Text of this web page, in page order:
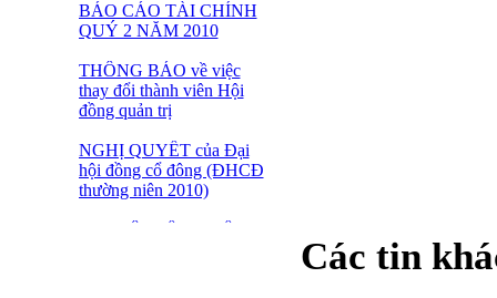
BÁO CÁO TÀI CHÍNH
QUÝ 2 NĂM 2010
THÔNG BÁO về việc
thay đổi thành viên Hội
đồng quản trị
NGHỊ QUYẾT của Đại
hội đồng cổ đông (ĐHCĐ
thường niên 2010)
Các tin